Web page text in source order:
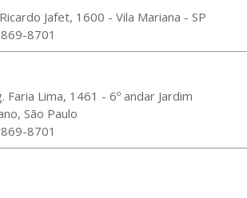
Jafet, 1600 - Vila Mariana - SP
8701
Faria Lima, 1461 - 6º andar Jardim
São Paulo
8701